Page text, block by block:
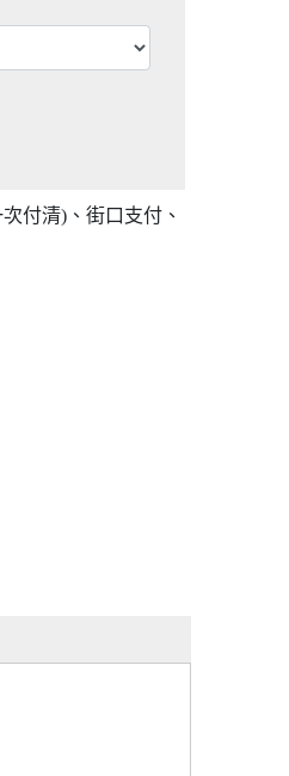
付清)、街口支付、